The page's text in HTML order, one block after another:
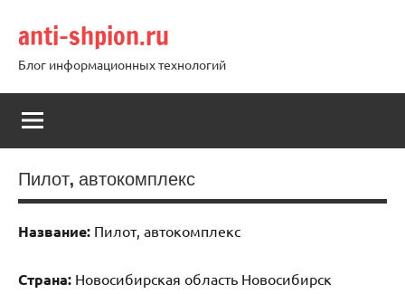
содержимому
anti-shpion.ru
Блог информационных технологий
Пилот, автокомплекс
Название: Пилот, автокомплекс
Страна: Новосибирская область Новосибирск